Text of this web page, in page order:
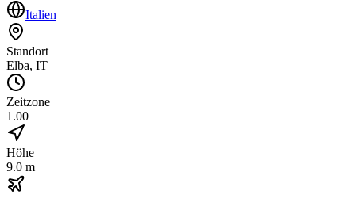
Italien
Standort
Elba, IT
Zeitzone
1.00
Höhe
9.0 m